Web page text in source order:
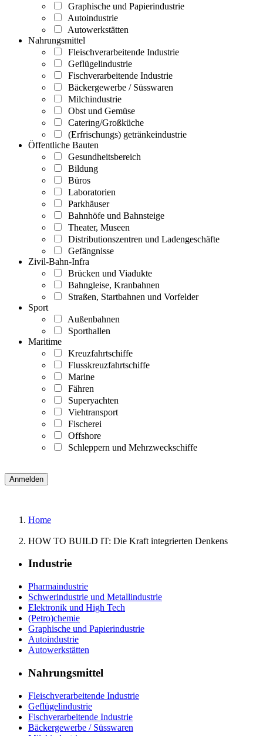
Graphische und Papierindustrie
Autoindustrie
Autowerkstätten
Nahrungsmittel
Fleischverarbeitende Industrie
Geflügelindustrie
Fischverarbeitende Industrie
Bäckergewerbe / Süsswaren
Milchindustrie
Obst und Gemüse
Catering/Großküche
(Erfrischungs) getränkeindustrie
Öffentliche Bauten
Gesundheitsbereich
Bildung
Büros
Laboratorien
Parkhäuser
Bahnhöfe und Bahnsteige
Theater, Museen
Distributionszentren und Ladengeschäfte
Gefängnisse
Zivil-Bahn-Infra
Brücken und Viadukte
Bahngleise, Kranbahnen
Straßen, Startbahnen und Vorfelder
Sport
Außenbahnen
Sporthallen
Maritime
Kreuzfahrtschiffe
Flusskreuzfahrtschiffe
Marine
Fähren
Superyachten
Viehtransport
Fischerei
Offshore
Schleppern und Mehrzweckschiffe
Home
HOW TO BUILD IT: Die Kraft integrierten Denkens
Industrie
Pharmaindustrie
Schwerindustrie und Metallindustrie
Elektronik und High Tech
(Petro)chemie
Graphische und Papierindustrie
Autoindustrie
Autowerkstätten
Nahrungsmittel
Fleischverarbeitende Industrie
Geflügelindustrie
Fischverarbeitende Industrie
Bäckergewerbe / Süsswaren